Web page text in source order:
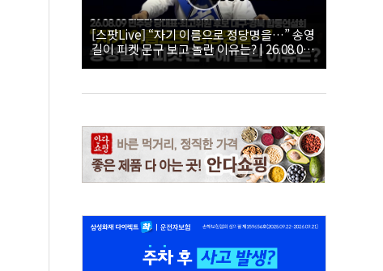
[스팟Live] “자기 이름으로 정당명을…” 송영
길이 피켓 문구 보고 놀란 이유는? | 26.08.09
더불어민주당 당대표·최고위원 후보 대구·경